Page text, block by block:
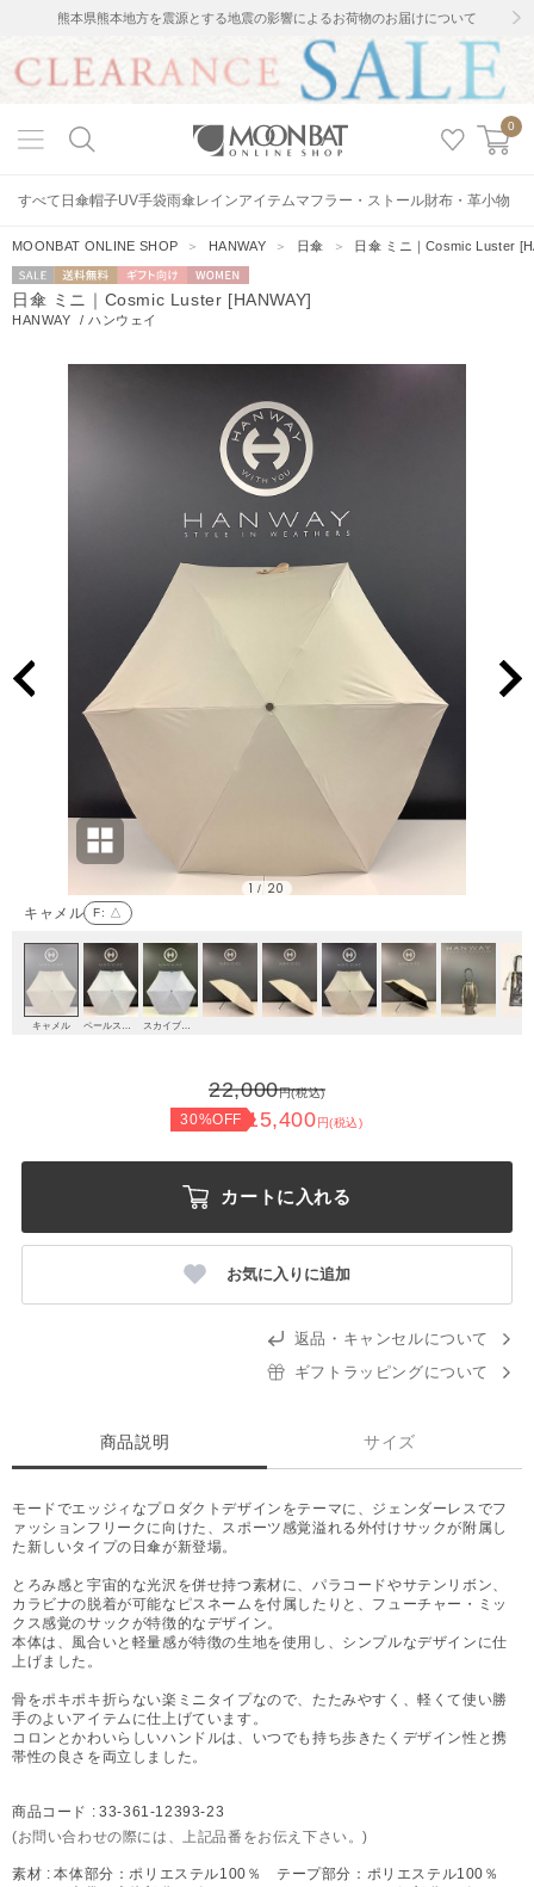
熊本県熊本地方を震源とする地震の影響によるお荷物のお届けについて
0
すべて 日傘帽子UV手袋雨傘レインアイテムマフラー・ストール財布・革小物
MOONBAT ONLINE SHOP ＞ HANWAY ＞ 日傘 ＞ 日傘 ミニ｜Cosmic Luster
セー
ル
送料無料 ギフト向
け
WOMEN
日傘 ミニ｜Cosmic Luster [HANWAY]
HANWAY /ハンウェイ
キャメル F: △
1 / 20
キャメル
22,000円(税込)
30%OFF 15,400円(税込)
カートに入れる
お気に入りに追加
返品・キャンセルについて
ギフトラッピングについて
商品説明 サイズ
モードでエッジィなプロダクトデザインをテーマに、ジェンダーレスでフ
ァッションフリークに向けた、スポーツ感覚溢れる外付けサックが附属し
た新しいタイプの日傘が新登場。
とろみ感と宇宙的な光沢を併せ持つ素材に、パラコードやサテンリボン、
カラビナの脱着が可能なピスネームを付属したりと、フューチャー・ミッ
クス感覚のサックが特徴的なデザイン。
本体は、風合いと軽量感が特徴の生地を使用し、シンプルなデザインに仕
上げました。
骨をポキポキ折らない楽ミニタイプなので、たたみやすく、軽くて使い勝
手のよいアイテムに仕上げています。
コロンとかわいらしいハンドルは、いつでも持ち歩きたくデザイン性と携
帯性の良さを両立しました。
商品コード : 33-361-12393-23
(お問い合わせの際には、上記品番をお伝え下さい。)
素材 : 本体部分：ポリエステル100％ テープ部分：ポリエステル100％